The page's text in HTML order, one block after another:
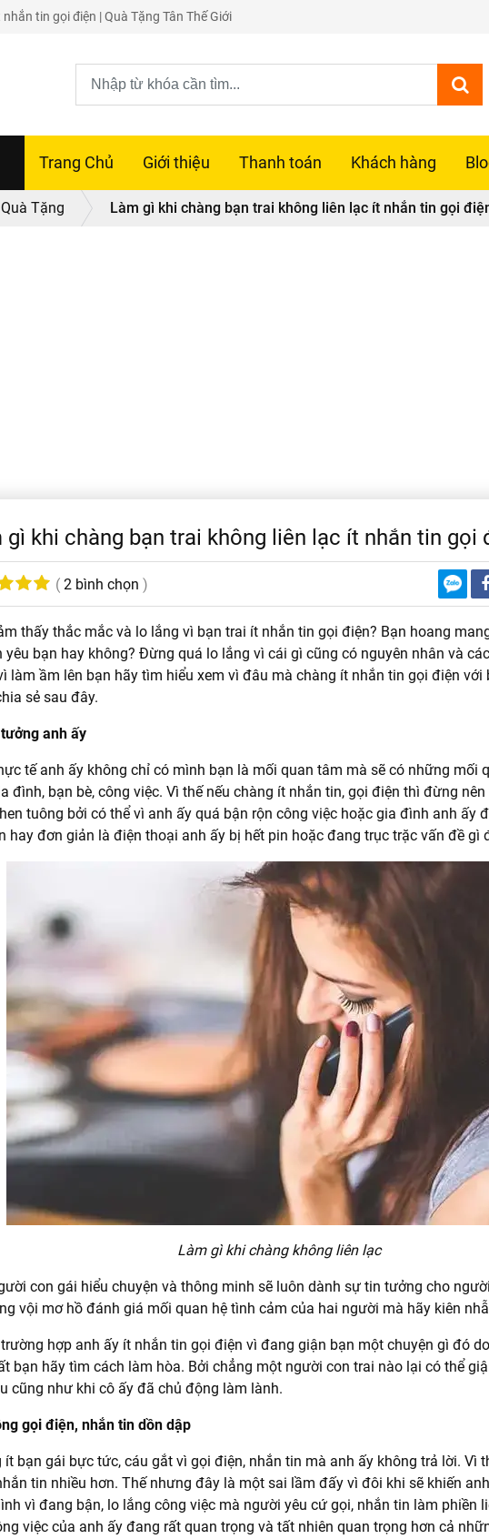
tin gọi điện | Quà Tặng Tân Thế Giới
Trang Chủ Giới thiệu Thanh toán Khách hàng
Tặng Làm gì khi chàng bạn trai không liên lạc ít nhắn tin gọi
gì khi chàng bạn trai không liên lạc ít nhắn tin gọi
( 2 bình chọn )
thấy thắc mắc và lo lắng vì bạn trai ít nhắn tin gọi điện? Bạn hoang
yêu bạn hay không? Đừng quá lo lắng vì cái gì cũng có nguyên nhân và
làm ầm lên bạn hãy tìm hiểu xem vì đâu mà chàng ít nhắn tin gọi điện với
sẻ sau đây.
anh ấy
tế anh ấy không chỉ có mình bạn là mối quan tâm mà sẽ có những mối
đình, bạn bè, công việc. Vì thế nếu chàng ít nhắn tin, gọi điện thì đừng
tuông bởi có thể vì anh ấy quá bận rộn công việc hoặc gia đình anh ấy
hay đơn giản là điện thoại anh ấy bị hết pin hoặc đang trục trặc vấn đề gì
Làm gì khi chàng không liên lạc
con gái hiểu chuyện và thông minh sẽ luôn dành sự tin tưởng cho
vội mơ hồ đánh giá mối quan hệ tình cảm của hai người mà hãy kiên
hợp anh ấy ít nhắn tin gọi điện vì đang giận bạn một chuyện gì đó
bạn hãy tìm cách làm hòa. Bởi chẳng một người con trai nào lại có thể
cũng như khi cô ấy đã chủ động làm lành.
gọi điện, nhắn tin dồn dập
ít bạn gái bực tức, cáu gắt vì gọi điện, nhắn tin mà anh ấy không trả lời. Vì
tin nhiều hơn. Thế nhưng đây là một sai lầm đấy vì đôi khi sẽ khiến
vì đang bận, lo lắng công việc mà người yêu cứ gọi, nhắn tin làm phiền
việc của anh ấy đang rất quan trọng và tất nhiên quan trọng hơn cả